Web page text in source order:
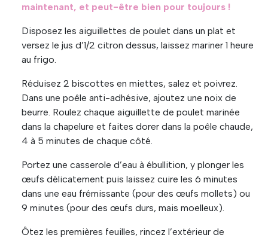
maintenant, et peut-être bien pour toujours !
Disposez les aiguillettes de poulet dans un plat et
versez le jus d’1/2 citron dessus, laissez mariner 1 heure
au frigo.
Réduisez 2 biscottes en miettes, salez et poivrez.
Dans une poêle anti-adhésive, ajoutez une noix de
beurre. Roulez chaque aiguillette de poulet marinée
dans la chapelure et faites dorer dans la poêle chaude,
4 à 5 minutes de chaque côté.
Portez une casserole d’eau à ébullition, y plonger les
œufs délicatement puis laissez cuire les 6 minutes
dans une eau frémissante (pour des œufs mollets) ou
9 minutes (pour des œufs durs, mais moelleux).
Ôtez les premières feuilles, rincez l’extérieur de